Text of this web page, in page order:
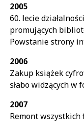
2005
60. lecie
promujących
Powstanie strony
2006
Zakup książek
słabo widzących w
2007
Remont